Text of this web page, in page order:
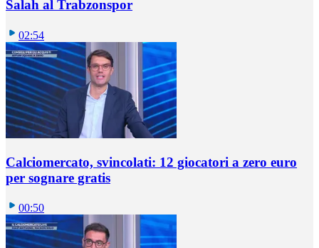
Salah al Trabzonspor
02:54
Calciomercato, svincolati: 12 giocatori a zero euro
per sognare gratis
00:50